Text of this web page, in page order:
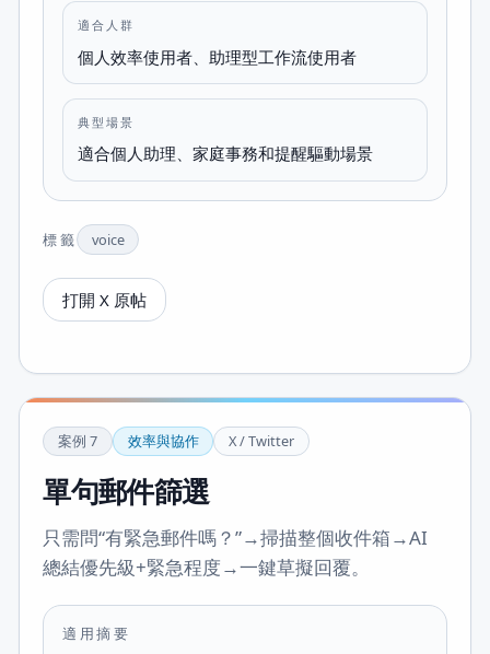
適合人群
個人效率使用者、助理型工作流使用者
典型場景
適合個人助理、家庭事務和提醒驅動場景
標籤 voice
打開 X 原帖
案例 7 效率與協作 X / Twitter
單句郵件篩選
只需問“有緊急郵件嗎？”→掃描整個收件箱→AI
總結優先級+緊急程度→一鍵草擬回覆。
適用摘要